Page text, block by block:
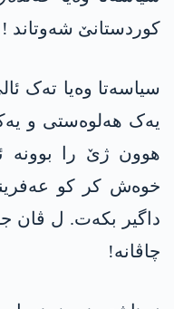
کوردستانێ شەوتاند !
سیاسەتا وەیا تەک
یەک ھەلوەستی و
ھوون ژێ را بوونە
خوەش کر کو
داگیر بکەت. ل ڤان
چاڤانە!